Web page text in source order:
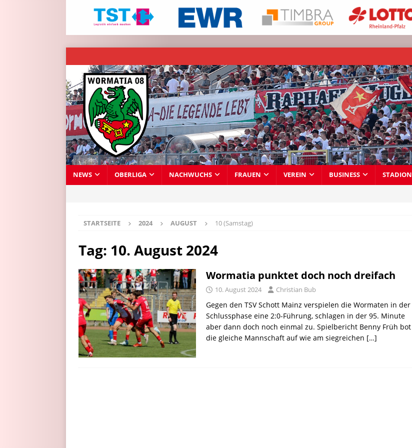
NEWS OBERLIGA NACHWUCHS FRAUEN VEREIN BUSINESS STADION
STARTSEITE 2024 AUGUST 10 (Samstag)
Tag: 10. August 2024
Wormatia punktet doch noch dreifach
10. August 2024 Christian Bub
Gegen den TSV Schott Mainz verspielen die Wormaten in der
Schlussphase eine 2:0-Führung, schlagen in der 95. Minute
aber dann doch noch einmal zu. Spielbericht Benny Früh bot
die gleiche Mannschaft auf wie am siegreichen […]